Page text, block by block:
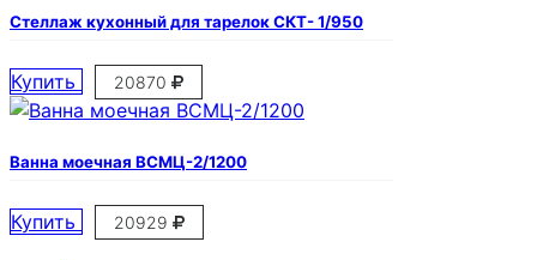
Стеллаж кухонный для тарелок СКТ- 1/950
Купить 20870
Ванна моечная ВСМЦ-2/1200
Купить 20929